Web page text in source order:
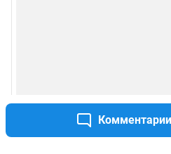
Комментарии